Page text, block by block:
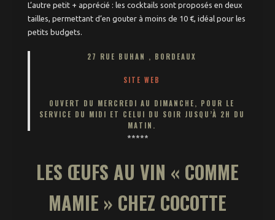
L’autre petit + apprécié : les cocktails sont proposés en deux
tailles, permettant d’en gouter à moins de 10 €, idéal pour les
petits budgets.
27 RUE BUHAN , BORDEAUX
SITE WEB
OUVERT DU MERCREDI AU DIMANCHE, POUR LE
SERVICE DU MIDI ET CELUI DU SOIR JUSQU’À 2H DU
MATIN.
*****
LES ŒUFS AU VIN « COMME
MAMIE » CHEZ COCOTTE